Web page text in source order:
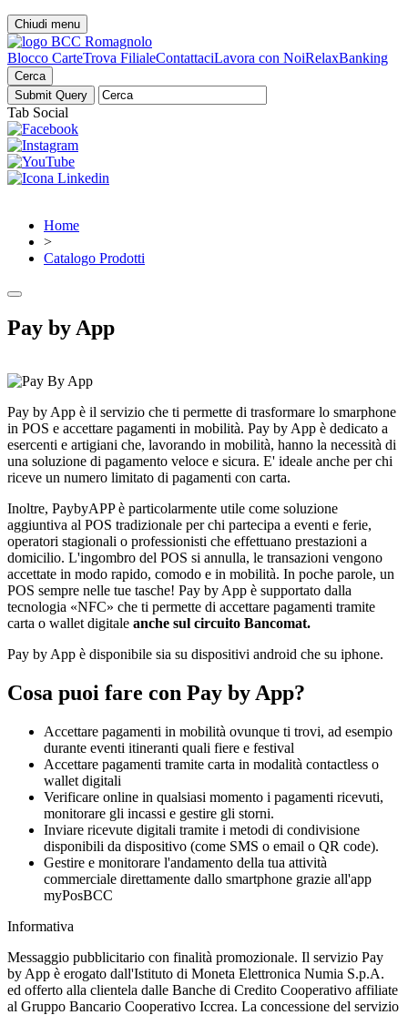
Chiudi menu
Blocco CarteTrova FilialeContattaciLavora con NoiRelaxBanking
Cerca
Tab Social
Home
>
Catalogo Prodotti
Pay by App
Pay by App è il servizio che ti permette di trasformare lo smarphone
in POS e accettare pagamenti in mobilità. Pay by App è dedicato a
esercenti e artigiani che, lavorando in mobilità, hanno la necessità di
una soluzione di pagamento veloce e sicura. E' ideale anche per chi
riceve un numero limitato di pagamenti con carta.
Inoltre, PaybyAPP è particolarmente utile come soluzione
aggiuntiva al POS tradizionale per chi partecipa a eventi e ferie,
operatori stagionali o professionisti che effettuano prestazioni a
domicilio. L'ingombro del POS si annulla, le transazioni vengono
accettate in modo rapido, comodo e in mobilità. In poche parole, un
POS sempre nelle tue tasche! Pay by App è supportato dalla
tecnologia «NFC» che ti permette di accettare pagamenti tramite
carta o wallet digitale anche sul circuito Bancomat.
Pay by App è disponibile sia su dispositivi android che su iphone.
Cosa puoi fare con Pay by App?
Accettare pagamenti in mobilità ovunque ti trovi, ad esempio
durante eventi itineranti quali fiere e festival
Accettare pagamenti tramite carta in modalità contactless o
wallet digitali
Verificare online in qualsiasi momento i pagamenti ricevuti,
monitorare gli incassi e gestire gli storni.
Inviare ricevute digitali tramite i metodi di condivisione
disponibili da dispositivo (come SMS o email o QR code).
Gestire e monitorare l'andamento della tua attività
commerciale direttamente dallo smartphone grazie all'app
myPosBCC
Informativa
Messaggio pubblicitario con finalità promozionale. Il servizio Pay
by App è erogato dall'Istituto di Moneta Elettronica Numia S.p.A.
ed offerto alla clientela dalle Banche di Credito Cooperativo affiliate
al Gruppo Bancario Cooperativo Iccrea. La concessione del servizio